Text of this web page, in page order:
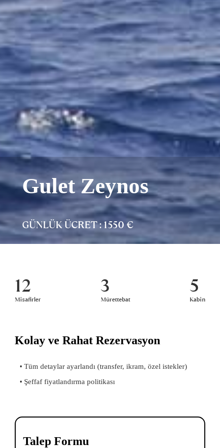
Gulet Zeynos
GÜNLÜK ÜCRET : 1550 €
12
Misafirler
3
Mürettebat
5
Kabin
Kolay ve Rahat Rezervasyon
• Tüm detaylar ayarlandı (transfer, ikram, özel istekler)
• Şeffaf fiyatlandırma politikası
Talep Formu